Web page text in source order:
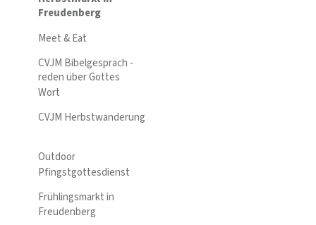
Freudenberg
Meet & Eat
CVJM Bibelgespräch -
reden über Gottes
Wort
CVJM Herbstwanderung
Outdoor
Pfingstgottesdienst
Frühlingsmarkt in
Freudenberg